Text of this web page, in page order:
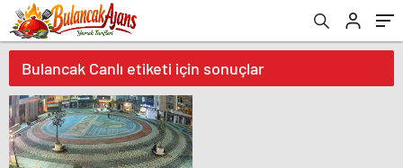
Bulancak Canlı etiketi için sonuçlar